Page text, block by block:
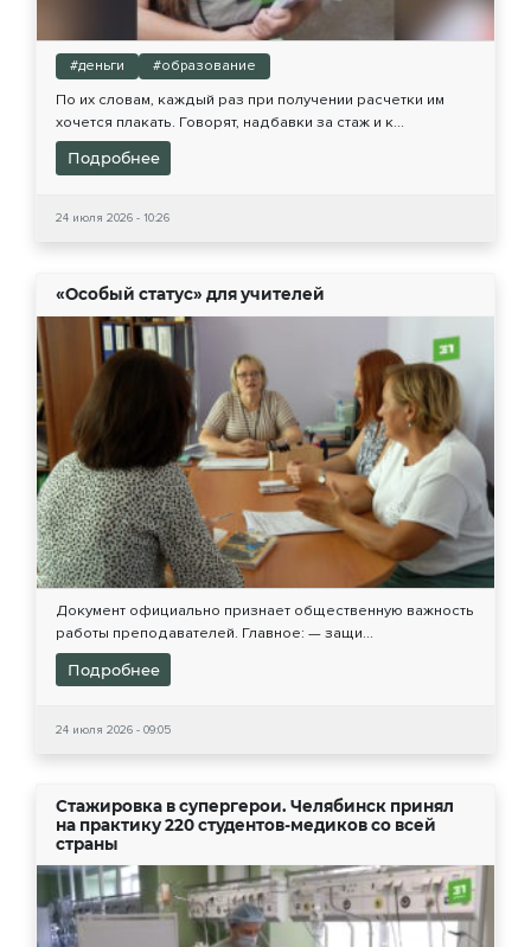
#деньги #образование
По их словам, каждый раз при получении расчетки им
хочется плакать. Говорят, надбавки за стаж и к...
Подробнее
24 июля 2026 - 10:26
«Особый статус» для учителей
Документ официально признает общественную важность
работы преподавателей. Главное: — защи...
Подробнее
24 июля 2026 - 09:05
Стажировка в супергерои. Челябинск принял
на практику 220 студентов-медиков со всей
страны